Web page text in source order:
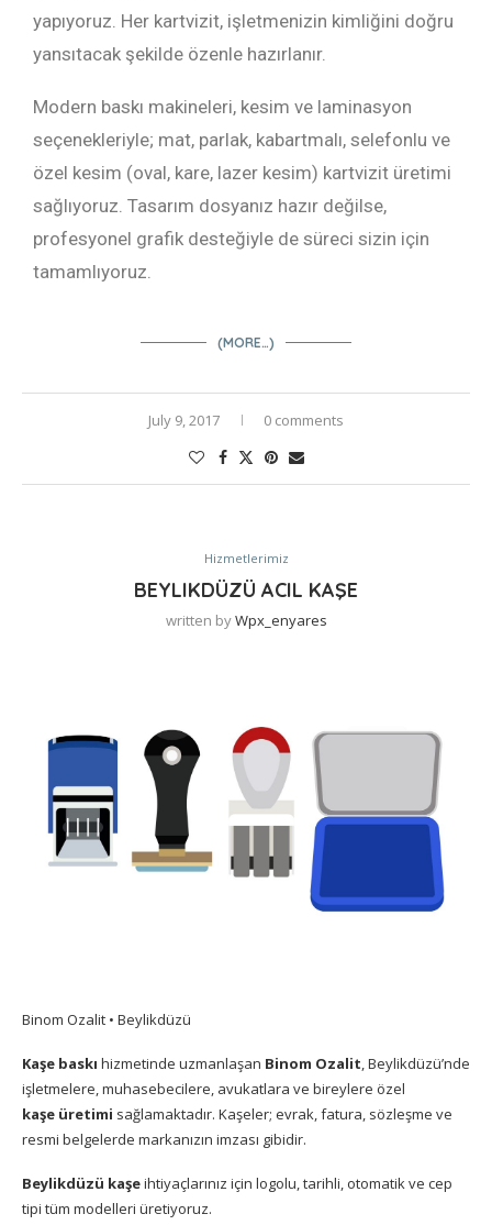
yapıyoruz. Her kartvizit, işletmenizin kimliğini doğru
yansıtacak şekilde özenle hazırlanır.
Modern baskı makineleri, kesim ve laminasyon
seçenekleriyle; mat, parlak, kabartmalı, selefonlu ve
özel kesim (oval, kare, lazer kesim) kartvizit üretimi
sağlıyoruz. Tasarım dosyanız hazır değilse,
profesyonel grafik desteğiyle de süreci sizin için
tamamlıyoruz.
(MORE…)
July 9, 2017 0 comments
Hizmetlerimiz
BEYLIKDÜZÜ ACIL KAŞE
written byWpx_enyares
Binom Ozalit • Beylikdüzü
Kaşe baskı hizmetinde uzmanlaşan Binom Ozalit, Beylikdüzü’nde
işletmelere, muhasebecilere, avukatlara ve bireylere özel
kaşe üretimi sağlamaktadır. Kaşeler; evrak, fatura, sözleşme ve
resmi belgelerde markanızın imzası gibidir.
Beylikdüzü kaşeihtiyaçlarınız için logolu, tarihli, otomatik ve cep
tipi tüm modelleri üretiyoruz.